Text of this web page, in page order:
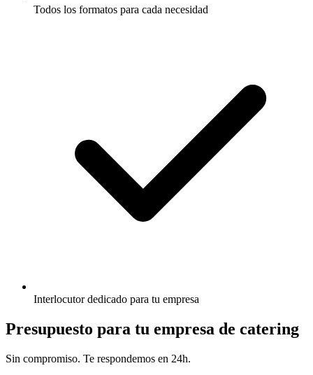
Todos los formatos para cada necesidad
Interlocutor dedicado para tu empresa
Presupuesto para tu empresa de catering
Sin compromiso. Te respondemos en 24h.